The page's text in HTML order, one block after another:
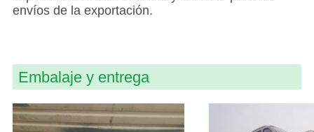
envíos de la exportación.
Embalaje y entrega